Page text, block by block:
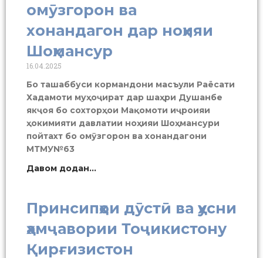
омӯзгорон ва
хонандагон дар ноҳияи
Шоҳмансур
16.04.2025
Бо ташаббуси кормандони масъули Раёсати
Хадамоти муҳоҷират дар шаҳри Душанбе
якҷоя бо сохторҳои Мақомоти иҷроияи
ҳокимияти давлатии ноҳияи Шоҳмансури
пойтахт бо омӯзгорон ва хонандагони
МТМУ№63
Давом додан...
Принсипҳои дӯстӣ ва ҳусни
ҳамҷавории Тоҷикистону
Қирғизистон